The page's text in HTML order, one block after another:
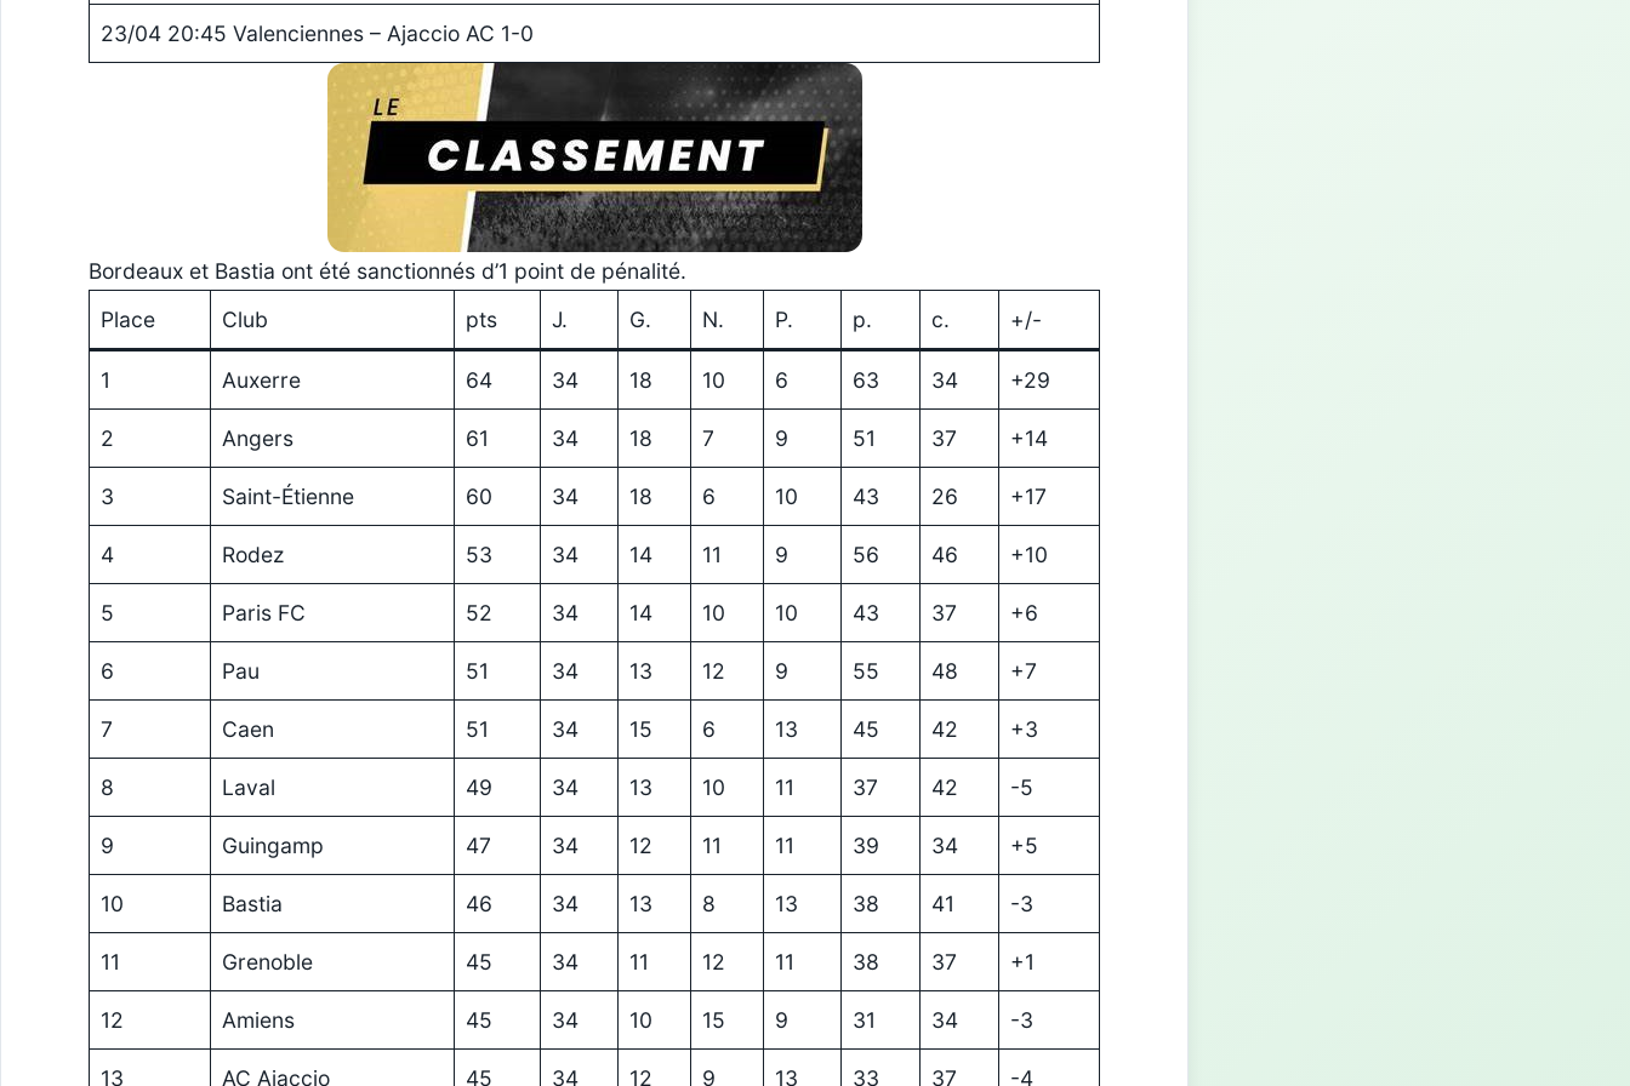
23/04 20:45 Valenciennes – Ajaccio AC 1-0
Bordeaux et Bastia ont été sanctionnés d’1 point de pénalité.
Place
Club pts J. G. N. P. p. c. +/-
1 Auxerre 64 34 18 10 6 63 34 +29
2 Angers 61 34 18 7 9 51 37 +14
3 Saint-Étienne 60 34 18 6 10 43 26 +17
4 Rodez 53 34 14 11 9 56 46 +10
5 Paris FC 52 34 14 10 10 43 37 +6
6 Pau 51 34 13 12 9 55 48 +7
7 Caen 51 34 15 6 13 45 42 +3
8 Laval 49 34 13 10 11 37 42 -5
9 Guingamp 47 34 12 11 11 39 34 +5
10 Bastia 46 34 13 8 13 38 41 -3
11 Grenoble 45 34 11 12 11 38 37 +1
12 Amiens 45 34 10 15 9 31 34 -3
13 AC Ajaccio 45 34 12 9 13 33 37 -4